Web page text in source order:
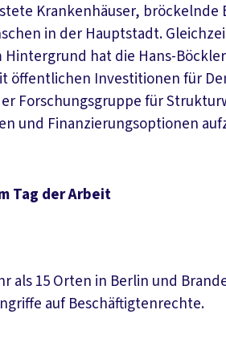
Krankenhäuser, bröckelnde
in der Hauptstadt.
hat die Hans-
Investitionen für
für
und Finanzierungsoptionen
Tag der Arbeit
15 Orten in Berlin und
auf Beschäftigtenrechte.